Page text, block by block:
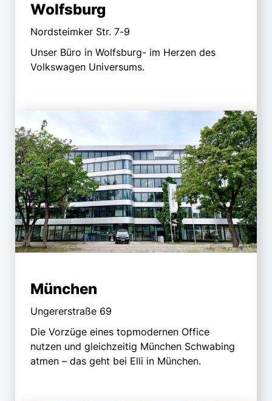
Wolfsburg
Nordsteimker Str. 7-9
Unser Büro in Wolfsburg- im Herzen des
Volkswagen Universums.
München
Ungererstraße 69
Die Vorzüge eines topmodernen Office
nutzen und gleichzeitig München Schwabing
atmen – das geht bei Elli in München.